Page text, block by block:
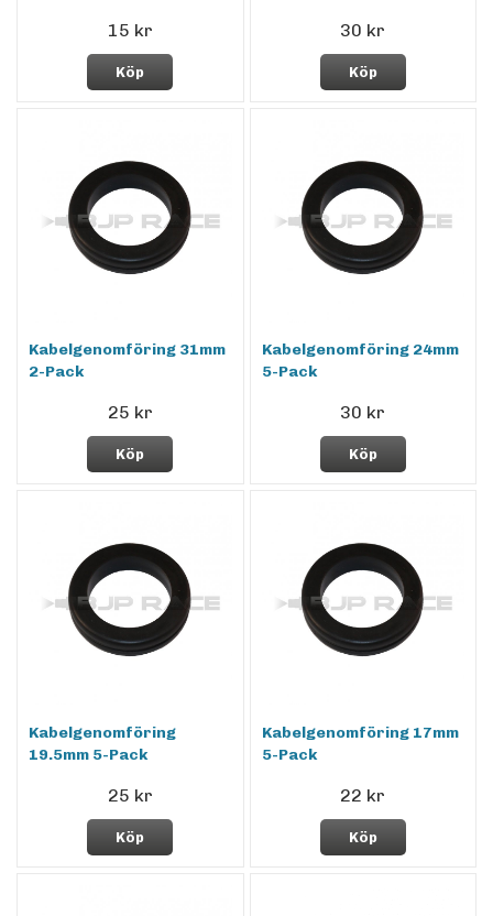
15 kr
Köp
30 kr
Köp
Kabelgenomföring 31mm
2-Pack
25 kr
Köp
Kabelgenomföring 24mm
5-Pack
30 kr
Köp
Kabelgenomföring
19.5mm 5-Pack
25 kr
Köp
Kabelgenomföring 17mm
5-Pack
22 kr
Köp